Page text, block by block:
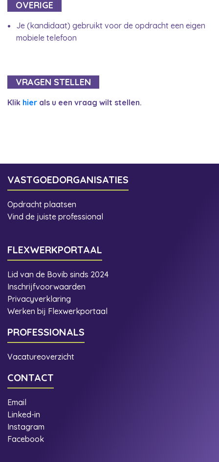
OVERIGE
Je (kandidaat) gebruikt voor de opdracht een eigen
mobiele telefoon
VRAGEN STELLEN
Klik hier als u een vraag wilt stellen.
VASTGOEDORGANISATIES
Opdracht plaatsen
Vind de juiste professional
FLEXWERKPORTAAL
Lid van de Bovib sinds 2024
Inschrijfvoorwaarden
Privacyverklaring
Werken bij Flexwerkportaal
PROFESSIONALS
Vacatureoverzicht
CONTACT
Email
Linked-in
Instagram
Facebook